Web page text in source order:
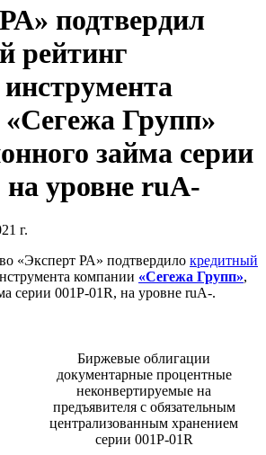
подтвердил
рейтинг
инструмента
Групп»
займа серии
на уровне ruA-
г.
«Эксперт РА» подтвердило кредитный
компании «Сегежа Групп»,
серии 001P-01R, на уровне ruA-.
Биржевые облигации
документарные процентные
неконвертируемые на
предъявителя с обязательным
централизованным хранением
серии 001P-01R